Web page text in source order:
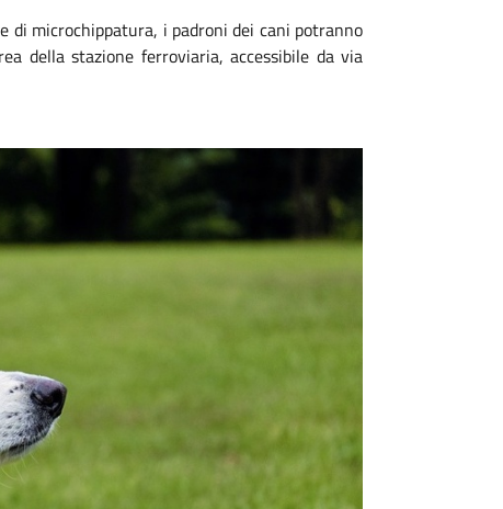
di microchippatura, i padroni dei cani potranno
della stazione ferroviaria, accessibile da via